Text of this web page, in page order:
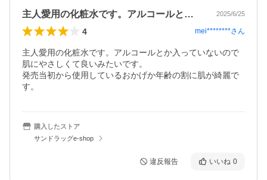
主人愛用の化粧水です。アルコールとか入… 2025/6/25
4 mei********さん
主人愛用の化粧水です。アルコールとか入っていないので
肌にやさしくて良いみたいです。
発売当初から使用しているおかげか年齢の割に肌が綺麗で
す。
購入したストア
サンドラッグe-shop
違反報告 いいね 0